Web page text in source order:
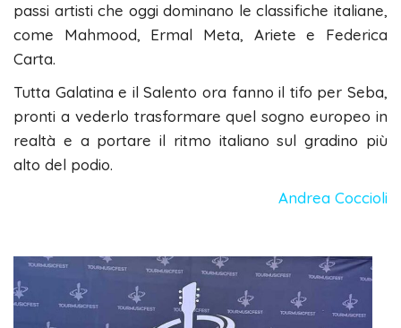
passi artisti che oggi dominano le classifiche italiane,
come Mahmood, Ermal Meta, Ariete e Federica
Carta.
Tutta Galatina e il Salento ora fanno il tifo per Seba,
pronti a vederlo trasformare quel sogno europeo in
realtà e a portare il ritmo italiano sul gradino più
alto del podio.
Andrea Coccioli